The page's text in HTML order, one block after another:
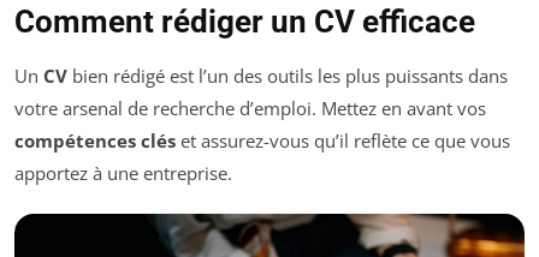
Comment rédiger un CV efficace
Un CV bien rédigé est l’un des outils les plus puissants dans
votre arsenal de recherche d’emploi. Mettez en avant vos
compétences clés et assurez-vous qu’il reflète ce que vous
apportez à une entreprise.